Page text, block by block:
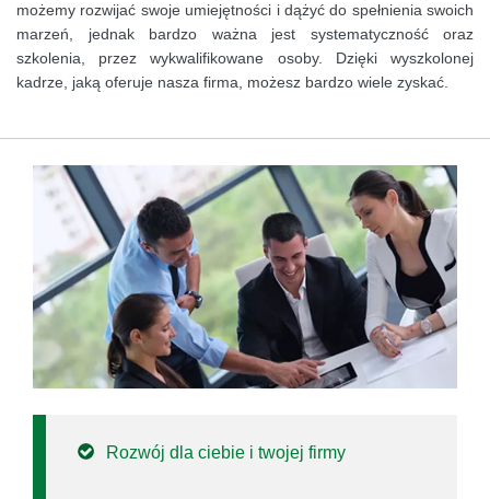
możemy rozwijać swoje umiejętności i dążyć do spełnienia swoich
marzeń, jednak bardzo ważna jest systematyczność oraz
szkolenia, przez wykwalifikowane osoby. Dzięki wyszkolonej
kadrze, jaką oferuje nasza firma, możesz bardzo wiele zyskać.
Rozwój dla ciebie i twojej firmy